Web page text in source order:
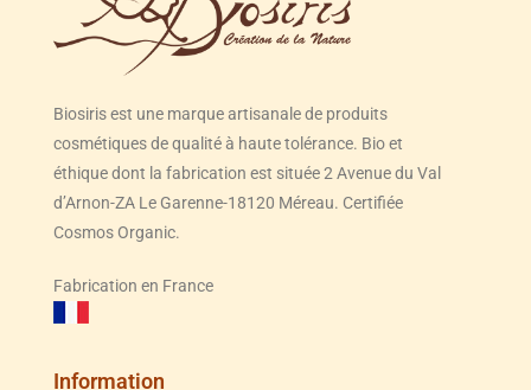
Biosiris est une marque artisanale de produits
cosmétiques de qualité à haute tolérance. Bio et
éthique dont la fabrication est située 2 Avenue du Val
d’Arnon-ZA Le Garenne-18120 Méreau. Certifiée
Cosmos Organic.
Fabrication en France
Information